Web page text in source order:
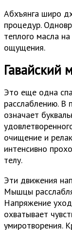
Абхъянга широ
процедур.
теплого масла
ощущения.
Гавайский
Это еще одна
расслаблению. В
означает
очищение и
интенсивно
телу.
Эти движения
Мышцы
Напряжение
охватывает
умиротворения.